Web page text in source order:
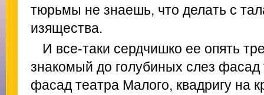
тюрьмы не знаешь, что делать с
изящества.
И все-таки сердчишко ее опять
знакомый до голубиных слез
фасад театра Малого, квадригу на